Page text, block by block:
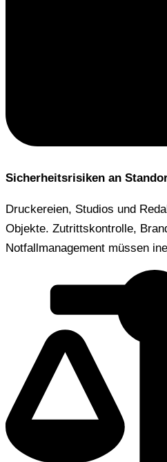
Sicherheitsrisiken an
Druckereien, Studios und
Objekte. Zutrittskontrolle,
Notfallmanagement müssen